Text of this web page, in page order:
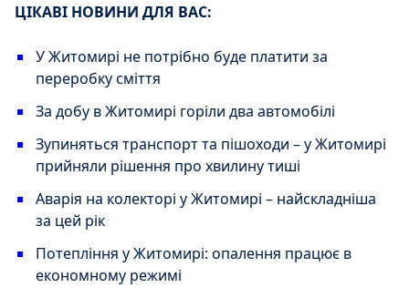
ЦІКАВІ НОВИНИ ДЛЯ ВАС:
У Житомирі не потрібно буде платити за
переробку сміття
За добу в Житомирі горіли два автомобілі
Зупиняться транспорт та пішоходи – у Житомирі
прийняли рішення про хвилину тиші
Аварія на колекторі у Житомирі – найскладніша
за цей рік
Потепління у Житомирі: опалення працює в
економному режимі